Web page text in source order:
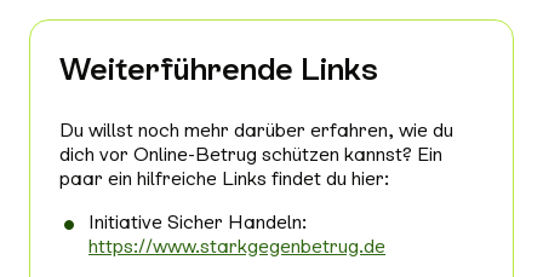
Weiterführende Links
Du willst noch mehr darüber erfahren, wie du
dich vor Online-Betrug schützen kannst? Ein
paar ein hilfreiche Links findet du hier:
Initiative Sicher Handeln:
https://www.starkgegenbetrug.de